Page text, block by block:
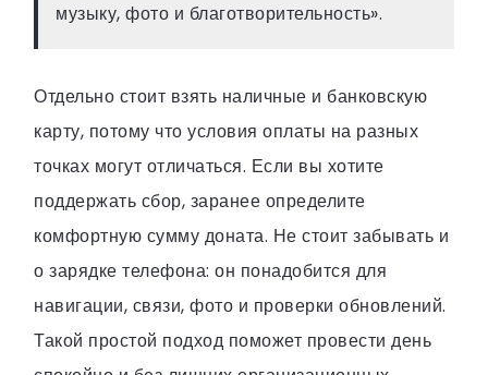
музыку, фото и благотворительность».
Отдельно стоит взять наличные и банковскую
карту, потому что условия оплаты на разных
точках могут отличаться. Если вы хотите
поддержать сбор, заранее определите
комфортную сумму доната. Не стоит забывать и
о зарядке телефона: он понадобится для
навигации, связи, фото и проверки обновлений.
Такой простой подход поможет провести день